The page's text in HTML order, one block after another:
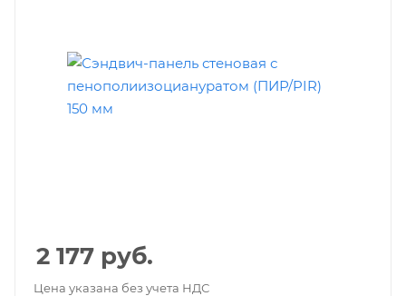
2 177 руб.
Цена указана без учета НДС